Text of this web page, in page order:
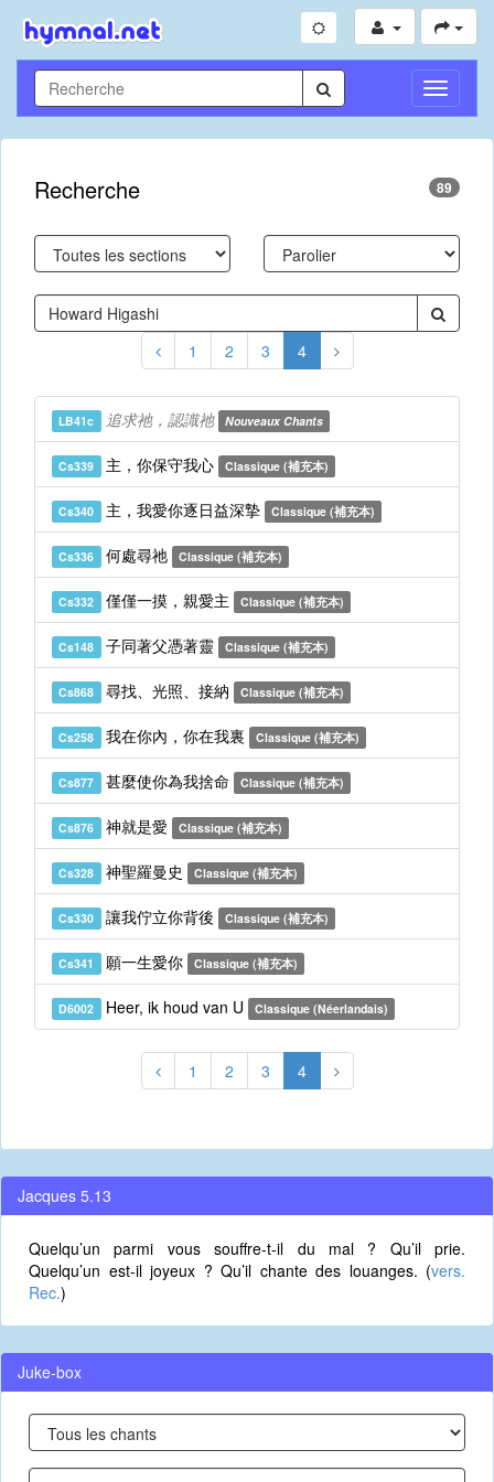
Toggle
Recherche 89
1 2 3 4
LB41c 追求祂，認識祂 Nouveaux Chants
Cs339 主，你保守我心 Classique (補充本)
Cs340 主，我愛你逐日益深摯 Classique (補充本)
Cs336 何處尋祂 Classique (補充本)
Cs332 僅僅一摸，親愛主 Classique (補充本)
Cs148 子同著父憑著靈 Classique (補充本)
Cs868 尋找、光照、接納 Classique (補充本)
Cs258 我在你內，你在我裏 Classique (補充本)
Cs877 甚麼使你為我捨命 Classique (補充本)
Cs876 神就是愛 Classique (補充本)
Cs328 神聖羅曼史 Classique (補充本)
Cs330 讓我佇立你背後 Classique (補充本)
Cs341 願一生愛你 Classique (補充本)
D6002 Heer, ik houd van U Classique (Néerlandais)
1 2 3 4
Jacques 5.13
Quelqu’un parmi vous souffre-t-il du mal ? Qu’il prie.
Quelqu’un est-il joyeux ? Qu’il chante des louanges. (vers.
Rec.)
Juke-box